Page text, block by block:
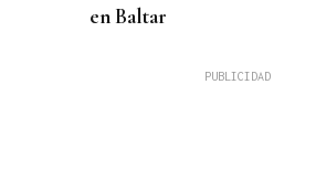
en Baltar